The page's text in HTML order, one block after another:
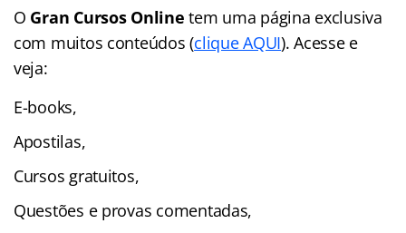
O Gran Cursos Online tem uma página exclusiva
com muitos conteúdos (clique AQUI). Acesse e
veja:
E-books,
Apostilas,
Cursos gratuitos,
Questões e provas comentadas,